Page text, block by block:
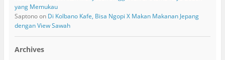
yang Memukau
Saptonoon Di Kolbano Kafe, Bisa Ngopi X Makan Makanan Jepang
dengan View Sawah
Archives